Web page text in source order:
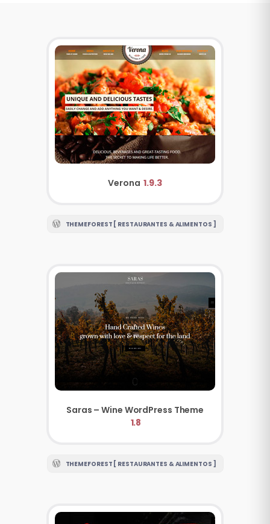
Verona 1.9.3
THEMEFOREST [ RESTAURANTES & ALIMENTOS ]
1.8
THEMEFOREST [ RESTAURANTES & ALIMENTOS ]